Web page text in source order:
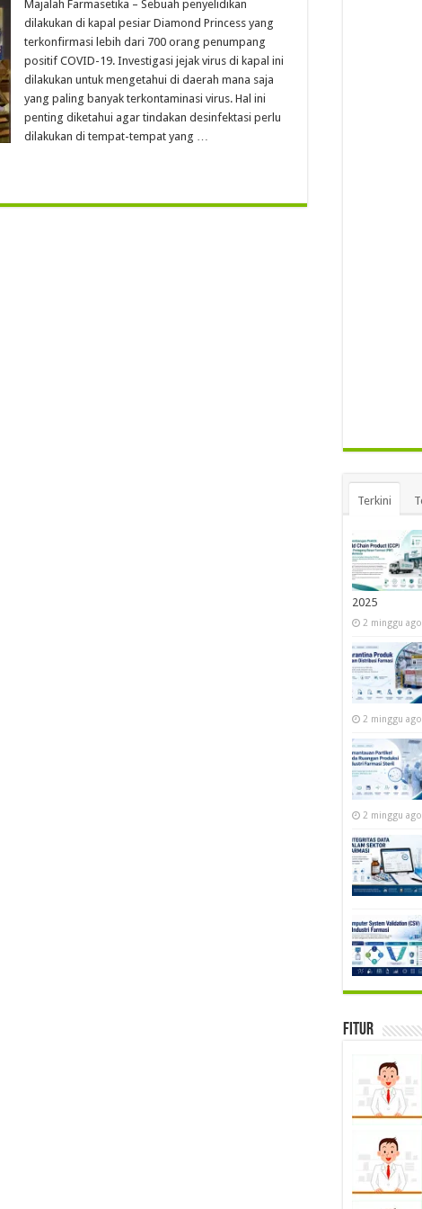
Majalah Farmasetika – Sebuah penyelidikan
dilakukan di kapal pesiar Diamond Princess yang
terkonfirmasi lebih dari 700 orang penumpang
positif COVID-19. Investigasi jejak virus di kapal ini
dilakukan untuk mengetahui di daerah mana saja
yang paling banyak terkontaminasi virus. Hal ini
penting diketahui agar tindakan desinfektasi perlu
dilakukan di tempat-tempat yang …
Terkini
2025
2 minggu ago
2 minggu ago
2 minggu ago
Fitur